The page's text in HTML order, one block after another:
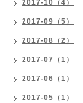
2017-10（4）
2017-09（5）
2017-08（2）
2017-07（1）
2017-06（1）
2017-05（1）